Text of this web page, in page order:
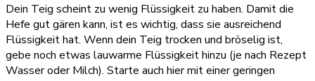
Dein Teig scheint zu wenig Flüssigkeit zu haben. Damit die
Hefe gut gären kann, ist es wichtig, dass sie ausreichend
Flüssigkeit hat. Wenn dein Teig trocken und bröselig ist,
gebe noch etwas lauwarme Flüssigkeit hinzu (je nach Rezept
Wasser oder Milch). Starte auch hier mit einer geringen